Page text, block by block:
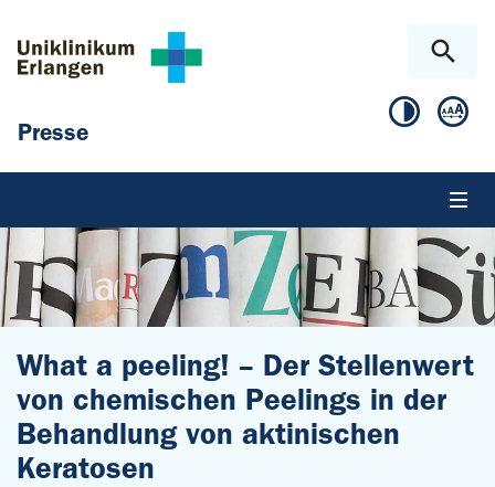
Presse
What a peeling! – Der Stellenwert
von chemischen Peelings in der
Behandlung von aktinischen
Keratosen